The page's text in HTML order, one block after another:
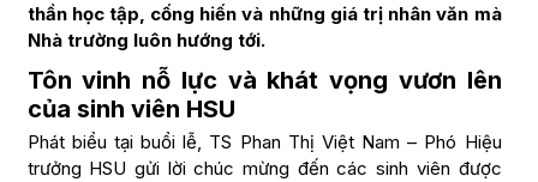
thần học tập, cống hiến và những giá trị nhân văn mà
Nhà trường luôn hướng tới.
Tôn vinh nỗ lực và khát vọng vươn lên
của sinh viên HSU
Phát biểu tại buổi lễ, TS Phan Thị Việt Nam – Phó Hiệu
trưởng HSU gửi lời chúc mừng đến các sinh viên được